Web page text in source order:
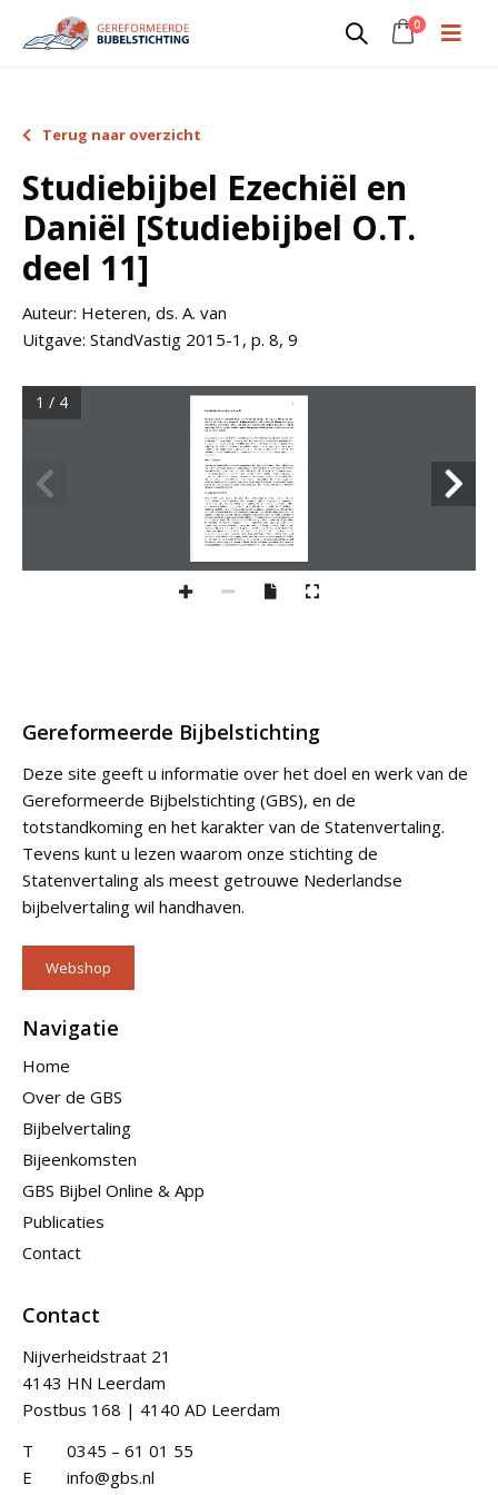
0
Terug naar overzicht
Studiebijbel Ezechiël en
Daniël [Studiebijbel O.T.
deel 11]
Auteur: Heteren, ds. A. van
Uitgave: StandVastig 2015-1, p. 8, 9
1 / 4
Gereformeerde Bijbelstichting
Deze site geeft u informatie over het doel en werk van de
Gereformeerde Bijbelstichting (GBS), en de
totstandkoming en het karakter van de Statenvertaling.
Tevens kunt u lezen waarom onze stichting de
Statenvertaling als meest getrouwe Nederlandse
bijbelvertaling wil handhaven.
Webshop
Navigatie
Home
Over de GBS
Bijbelvertaling
Bijeenkomsten
GBS Bijbel Online & App
Publicaties
Contact
Contact
Nijverheidstraat 21
4143 HN Leerdam
Postbus 168 | 4140 AD Leerdam
T
0345 – 61 01 55
E
info@gbs.nl